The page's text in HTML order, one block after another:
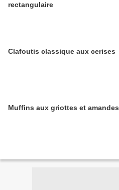
rectangulaire
Clafoutis classique aux cerises
Muffins aux griottes et amandes